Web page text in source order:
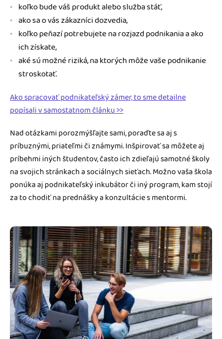
koľko bude váš produkt alebo služba stáť,
ako sa o vás zákazníci dozvedia,
koľko peňazí potrebujete na rozjazd podnikania a ako
ich získate,
aké sú možné riziká, na ktorých môže vaše podnikanie
stroskotať.
Ako spracovať podnikateľský zámer, to sme detailne
popísali v samostatnom článku >>
Nad otázkami porozmýšľajte sami, poraďte sa aj s
príbuznými, priateľmi či známymi. Inšpirovať sa môžete aj
príbehmi iných študentov, často ich zdieľajú samotné školy
na svojich stránkach a sociálnych sieťach. Možno vaša škola
ponúka aj podnikateľský inkubátor či iný program, kam stojí
za to chodiť na prednášky a konzultácie s mentormi.